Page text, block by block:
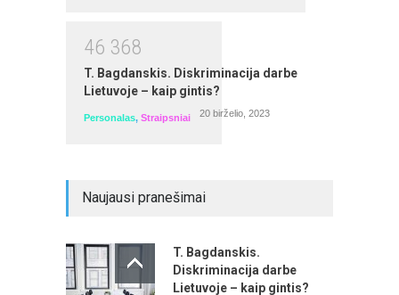
46 368
T. Bagdanskis. Diskriminacija darbe
Lietuvoje – kaip gintis?
Personalas, Straipsniai 20 birželio, 2023
Naujausi pranešimai
T. Bagdanskis.
Diskriminacija darbe
Lietuvoje – kaip gintis?
Darbo užmokesčio viešajame sektoriuje
skaičiavimas, apskaita ir pakeitimai
Seminarą veda: Irma Kamarauskienė